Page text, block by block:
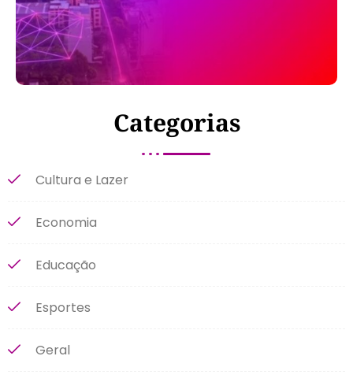
Categorias
Cultura e Lazer
Economia
Educação
Esportes
Geral